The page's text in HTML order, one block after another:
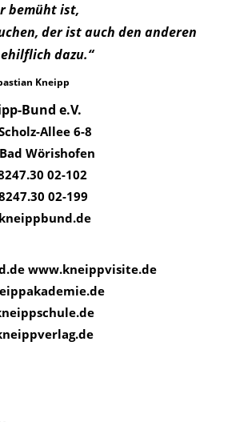
bemüht ist,
der ist auch den anderen
dazu.“
Kneipp
Bund e.V.
Allee 6-8
Wörishofen
02-102
02-199
www.kneippvisite.de